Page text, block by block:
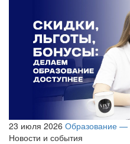
23 июля 2026 Образование —
Новости и события